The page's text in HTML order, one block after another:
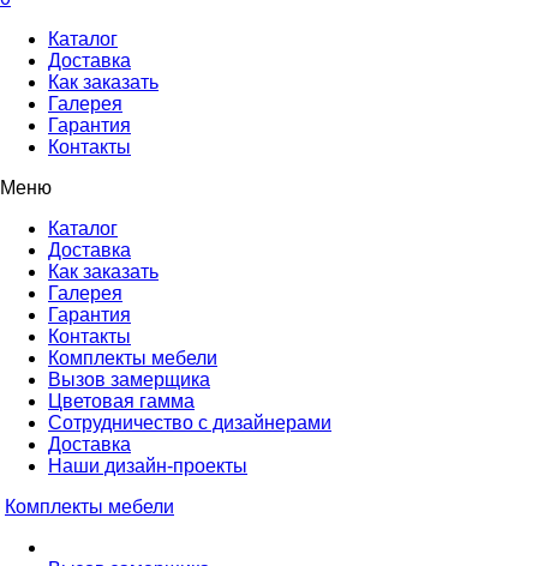
Каталог
Доставка
Как заказать
Галерея
Гарантия
Контакты
Меню
Каталог
Доставка
Как заказать
Галерея
Гарантия
Контакты
Комплекты мебели
Вызов замерщика
Цветовая гамма
Сотрудничество с дизайнерами
Доставка
Наши дизайн-проекты
Комплекты мебели